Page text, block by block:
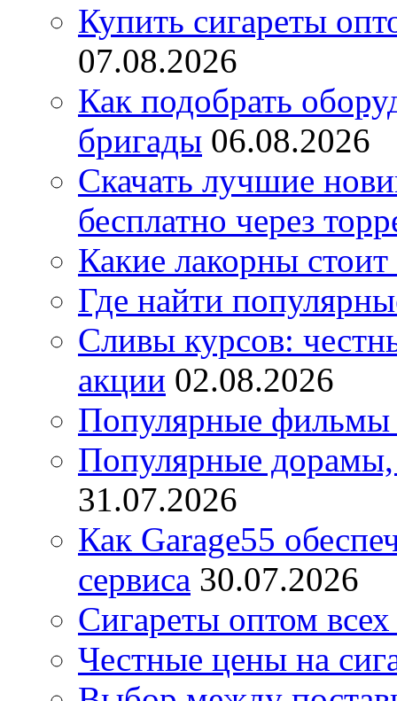
Купить сигареты
07.08.2026
Как подобрать
бригады 06.08.2026
Скачать лучшие
бесплатно через
Какие лакорны стоит
Где найти
Сливы курсов:
акции 02.08.2026
Популярные фильмы
Популярные дорамы,
31.07.2026
Как Garage55
сервиса 30.07.2026
Сигареты оптом
Честные цены на